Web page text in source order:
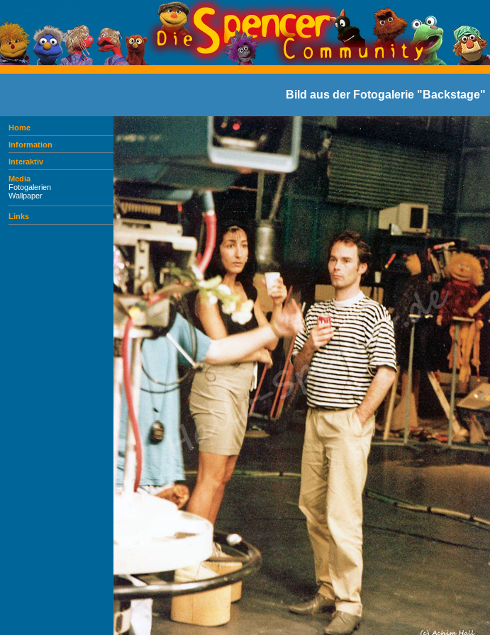
Bild aus der Fotogalerie "Backstage"
Home
Information
Interaktiv
Media
Fotogalerien
Wallpaper
Links